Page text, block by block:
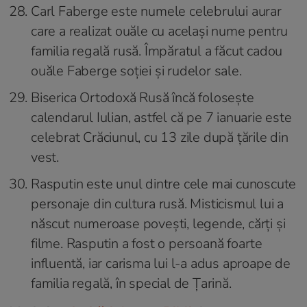
Carl Faberge este numele celebrului aurar
care a realizat ouăle cu același nume pentru
familia regală rusă. Împăratul a făcut cadou
ouăle Faberge soției și rudelor sale.
Biserica Ortodoxă Rusă încă folosește
calendarul Iulian, astfel că pe 7 ianuarie este
celebrat Crăciunul, cu 13 zile după țările din
vest.
Rasputin este unul dintre cele mai cunoscute
personaje din cultura rusă. Misticismul lui a
născut numeroase povești, legende, cărți și
filme. Rasputin a fost o persoană foarte
influentă, iar carisma lui l-a adus aproape de
familia regală, în special de Țarină.